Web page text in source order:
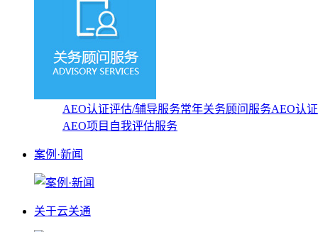
AEO认证评估/辅导服务常年关务顾问服务AEO认
AEO项目自我评估服务
案例·新闻
关于云关通